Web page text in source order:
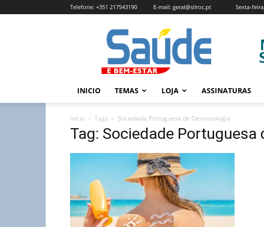
Sexta-
Telefone: +351 217543190 E-mail: geral@silroc.pt
Revista
Saúde
e
Bem
Estar
Edição
INICIO TEMAS LOJA ASSINATURAS
Início Tags Sociedade Portuguesa de Dermatologia
Tag: Sociedade Portuguesa